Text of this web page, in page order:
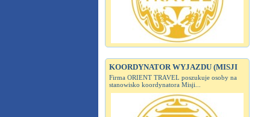
KOORDYNATOR WYJAZDU (MISJI
Firma ORIENT TRAVEL poszukuje osoby na
stanowisko koordynatora Misji...